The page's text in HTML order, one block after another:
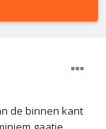
de binnen kant